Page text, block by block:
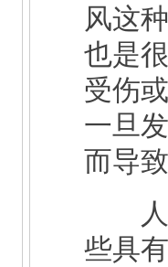
风这
也是
受伤
一旦
而导
人们
些具